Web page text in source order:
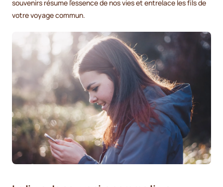
souvenirs résume l'essence de nos vies et entrelace les fils de
votre voyage commun.